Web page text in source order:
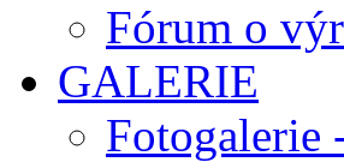
Fórum o
GALERIE
Fotogalerie